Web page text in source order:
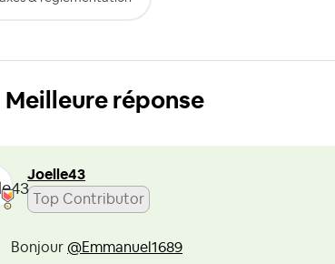
Meilleure réponse
Joelle43
Top Contributor
Bonjour @Emmanuel1689